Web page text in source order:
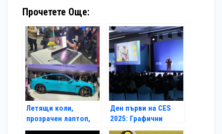
Прочетете Още:
Летящи коли,
прозрачен лаптоп,
хуманоидни роботи и
Ден първи на CES
2025: Графични
карти, електрически